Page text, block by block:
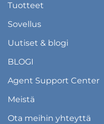
Tuotteet
Sovellus
Uutiset & blogi
BLOGI
Agent Support Center
Meistä
Ota meihin yhteyttä